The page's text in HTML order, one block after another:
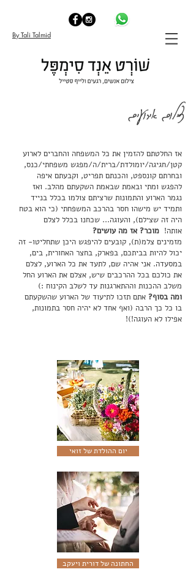
By Tali Talmid
צילום אירועים
אז החלטתם להזמין את כל המשפחה והחברים לארוע
קטן/חגיגה/יומולדת/ברית/ה/מפגש משפחתי/כנס,
ובחרתם קונספט, והכנתם תפריט, וקבעתם איפה
להפגש ומתי ובאמת שבאמת השקעתם מהלב. ואז
נגמר הארוע והתמונות שרציתם צולמו בכלל בנייד
ותמיד יש מישהו חסר בהרכב המשפחתי (כי הוא בטח
היה זה שצילם), והעוגה... שכחנו בכלל לצלם
אותה! מוכר? אז מה עושים?
מזמינים צלמ(ת), קובעים להיפגש היכן שתחליטו- זה
יכול להיות בביתכם, בפארק, בחצר האחורית, בים,
במסעדה. אני אהיה שם, לתעד את כל הארוע, לצלם
את כולכם בכל ההרכבים שיש, אצלם את הארוע החל
משלב ההכנות וההתארגנות עד לשלב הקינוח :)
ומה בסוף? אתם תזכו לתיעוד של הארוע שהשקעתם
בו כל כך הרבה (ואף אחד לא יהיה חסר בתמונות,
אפילו לא העוגה!)!
יום ההולדת של זואי
החתונה של דורית ויעקב